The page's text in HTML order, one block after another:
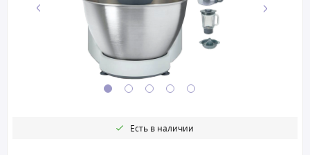
Есть в наличии